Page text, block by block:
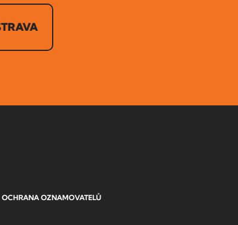
OCHRANA OZNAMOVATELŮ